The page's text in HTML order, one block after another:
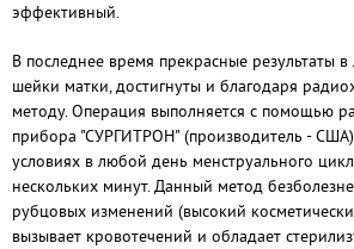
эффективный.
В последнее время прекрасные результаты
шейки матки, достигнуты и благодаря
методу. Операция выполняется с помощью
прибора "СУРГИТРОН" (производитель -
условиях в любой день менструального
нескольких минут. Данный метод
рубцовых изменений (высокий
вызывает кровотечений и обладает